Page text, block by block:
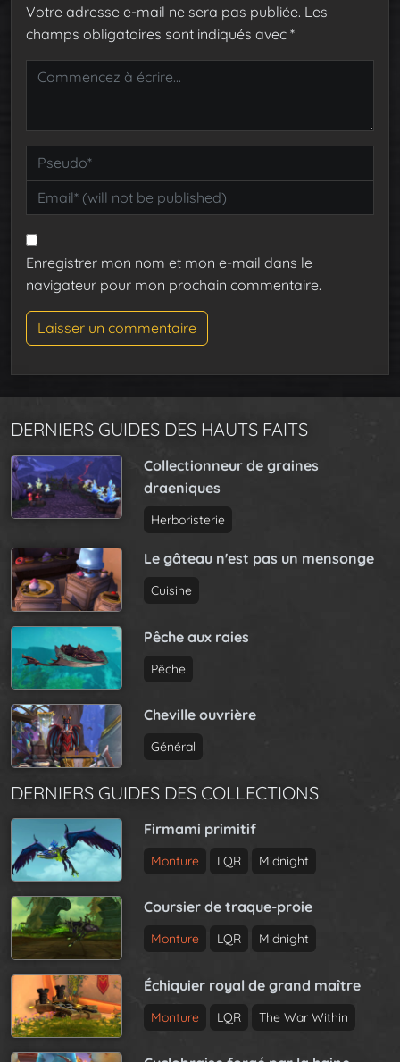
Votre adresse e-mail ne sera pas publiée. Les
champs obligatoires sont indiqués avec *
Enregistrer mon nom et mon e-mail dans le
navigateur pour mon prochain commentaire.
DERNIERS GUIDES DES HAUTS FAITS
Collectionneur de graines
draeniques
Herboristerie
Le gâteau n'est pas un mensonge
Cuisine
Pêche aux raies
Pêche
Cheville ouvrière
Général
DERNIERS GUIDES DES COLLECTIONS
Firmami primitif
Monture LQR Midnight
Coursier de traque-proie
Monture LQR Midnight
Échiquier royal de grand maître
Monture LQR The War Within